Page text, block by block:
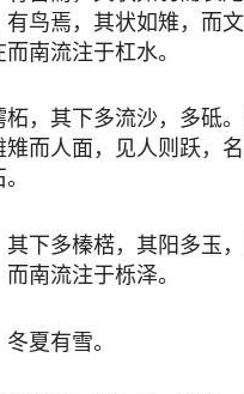
鸟焉，其状如雉，而
南流注于杠水。
，其下多流沙，多砥
而人面，见人则跃，名
下多榛楛，其阳多玉
南流注于栎泽。
夏有雪。